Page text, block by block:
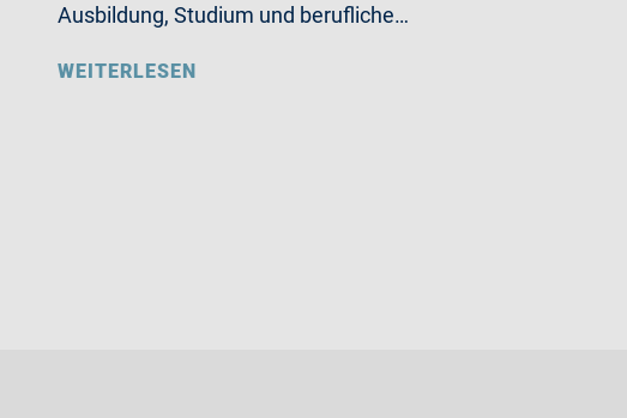
Ausbildung, Studium und berufliche…
WEITERLESEN